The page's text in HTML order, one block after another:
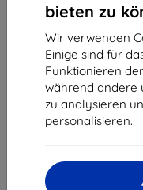
bieten zu
Wir verwenden
Einige sind für
Funktionieren
während andere
zu analysieren
personalisieren.
Nillkin SnapFlex
(schwarz)
Geeignet für: Uni
18,90 €
ohne MWSt